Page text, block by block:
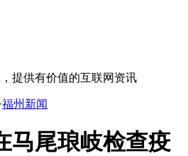
提供有价值的互联网资讯
福州新闻
马尾琅岐检查疫